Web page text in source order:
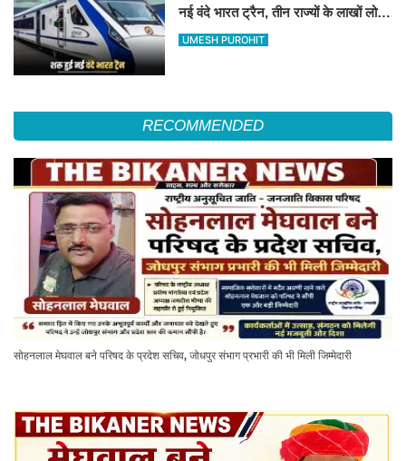
नई वंदे भारत ट्रैन, तीन राज्यों के लाखों लोगों
का सफर होगा आसान, देखें पूरा रूटमैप
UMESH PUROHIT
RECOMMENDED
सोहनलाल मेघवाल बने परिषद के प्रदेश सचिव, जोधपुर संभाग प्रभारी की भी मिली जिम्मेदारी